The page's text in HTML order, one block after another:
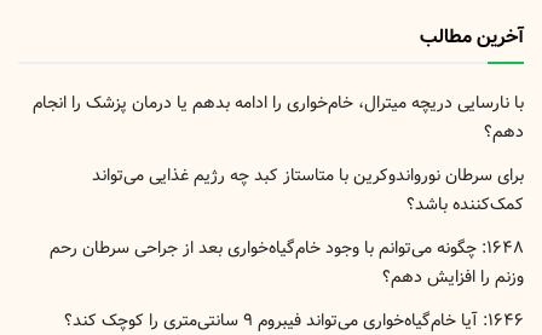
آخرین مطالب
با نارسایی دریچه میترال، خام‌خواری را ادامه بدهم یا درمان پزشک را انجام
دهم؟
برای سرطان نورواندوکرین با متاستاز کبد چه رژیم غذایی می‌تواند
کمک‌کننده باشد؟
۱۶۴۸: چگونه می‌توانم با وجود خام‌گیاه‌خواری بعد از جراحی سرطان رحم
وزنم را افزایش دهم؟
۱۶۴۶: آیا خام‌گیاه‌خواری می‌تواند فیبروم ۹ سانتی‌متری را کوچک کند؟